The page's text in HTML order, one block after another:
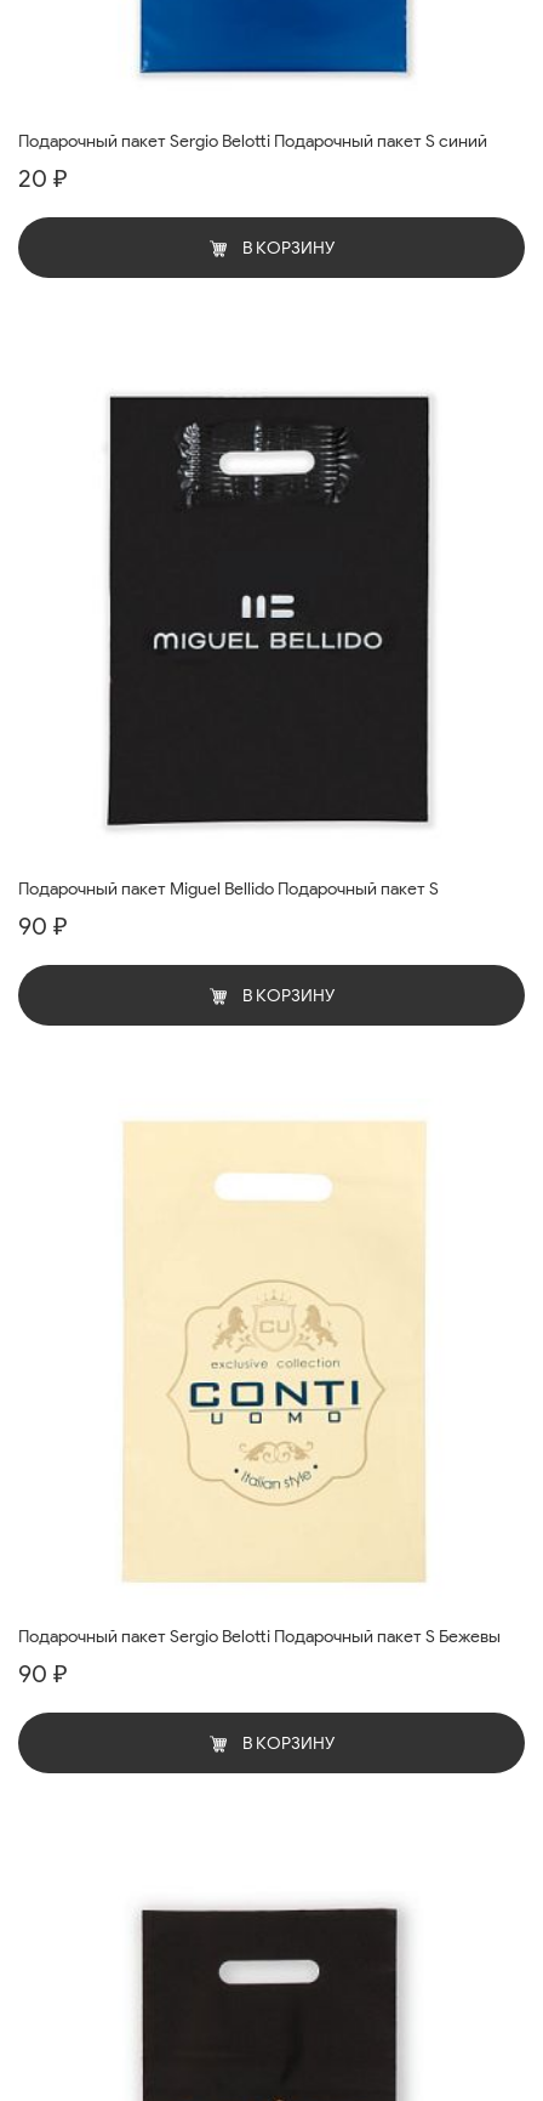
Подарочный пакет Sergio Belotti Подарочный пакет S синий
20 ₽
В КОРЗИНУ
Подарочный пакет Miguel Bellido Подарочный пакет S
90 ₽
В КОРЗИНУ
Подарочный пакет Sergio Belotti Подарочный пакет S Бежевы
90 ₽
В КОРЗИНУ